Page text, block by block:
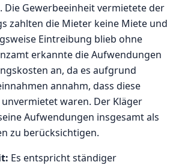
Die Gewerbeeinheit vermietete der
zahlten die Mieter keine Miete und
Eintreibung blieb ohne
erkannte die Aufwendungen
an, da es aufgrund
annahm, dass diese
waren. Der Kläger
Aufwendungen insgesamt als
zu berücksichtigen.
Es entspricht ständiger